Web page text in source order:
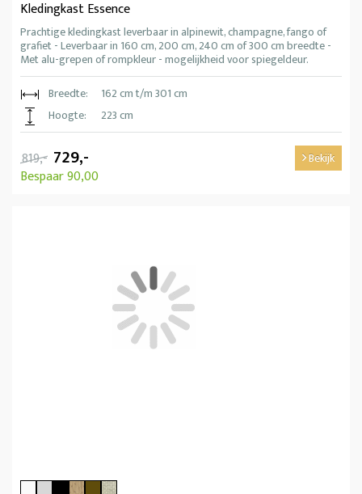
Kledingkast Essence
Prachtige kledingkast leverbaar in alpinewit, champagne, fango of
grafiet - Leverbaar in 160 cm, 200 cm, 240 cm of 300 cm breedte -
Met alu-grepen of rompkleur - mogelijkheid voor spiegeldeur.
Breedte:
162 cm t/m 301 cm
Hoogte:
223 cm
819,- 729,-
Bespaar 90,00
Bekijk